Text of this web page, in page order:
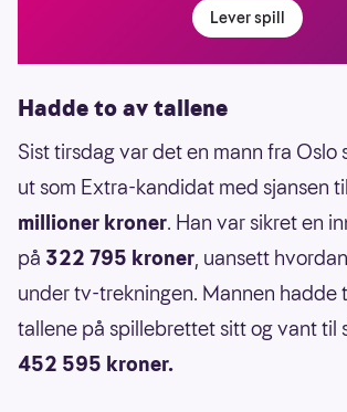
Lever spill
Hadde to av tallene
Sist tirsdag var det en mann fra Oslo
ut som Extra-kandidat med sjansen
millioner kroner. Han var sikret en
på 322 795 kroner, uansett
under tv-trekningen. Mannen hadde
tallene på spillebrettet sitt og vant til
452 595 kroner.